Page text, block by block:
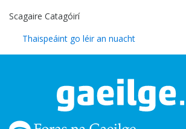
Scagaire Catagóirí
Thaispeáint go léir an nuacht